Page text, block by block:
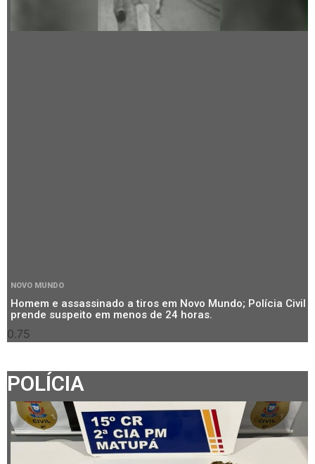
NOVO MUNDO
Homem e assassinado a tiros em Novo Mundo; Polícia Civil
prende suspeito em menos de 24 horas.
POLÍCIA